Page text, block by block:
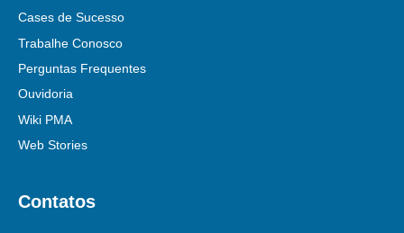
Cases de Sucesso
Trabalhe Conosco
Perguntas Frequentes
Ouvidoria
Wiki PMA
Web Stories
Contatos